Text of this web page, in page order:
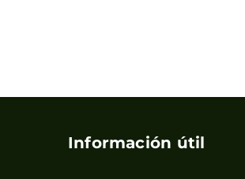
Información útil